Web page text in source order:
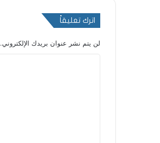
اترك تعليقاً
لن يتم نشر عنوان بريدك الإلكتروني.